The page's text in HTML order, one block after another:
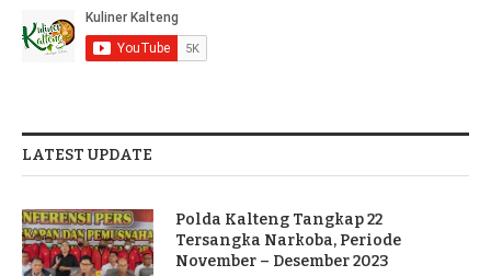
LATEST UPDATE
Polda Kalteng Tangkap 22
Tersangka Narkoba, Periode
November – Desember 2023